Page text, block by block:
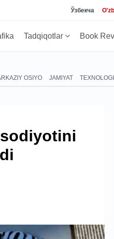
Ўзбекча
Tadqiqotlar Book
OSIYO JAMIYAT